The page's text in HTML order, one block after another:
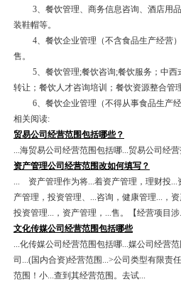
3、餐饮管理、商务信息咨询、酒店用品
装鞋帽等。
4、餐饮企业管理（不含食品生产经营）
售。
5、餐饮管理;餐饮咨询;餐饮服务；中西
转让；餐饮人才咨询培训；餐饮资源整合管
6、餐饮企业管理（不得从事食品生产经
相关阅读:
贸易公司经营范围包括哪些？
...海贸易公司经营范围包括哪...贸易公司经营
资产管理公司经营范围改如何填写？
... 资产管理作为将...着资产管理，理财投...
产管理，投资管理、...咨询，健康管理...，
投资管理...，资产管理，...售。【经营项目涉
文化传媒公司经营范围包括哪些
...化传媒公司经营范围包括哪...媒公司经营
司...(国内合资)经营范围...>公司类型有限责
范围！小...查到其经营范围。去试...